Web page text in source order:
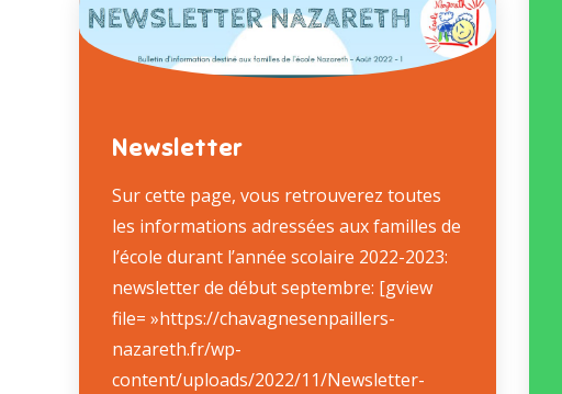
Newsletter
Sur cette page, vous retrouverez toutes
les informations adressées aux familles de
l’école durant l’année scolaire 2022-2023:
newsletter de début septembre: [gview
file= »https://chavagnesenpaillers-
nazareth.fr/wp-
content/uploads/2022/11/Newsletter-